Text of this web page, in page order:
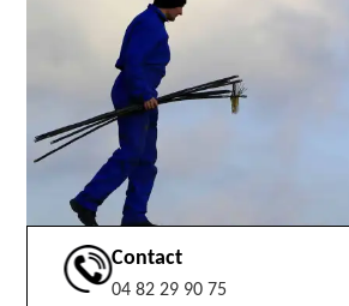
Contact
04 82 29 90 75